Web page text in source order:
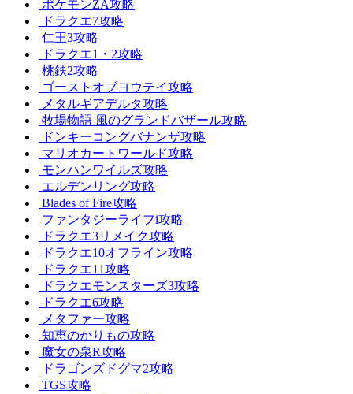
ポケモンZA攻略
ドラクエ7攻略
仁王3攻略
ドラクエ1・2攻略
桃鉄2攻略
ゴーストオブヨウテイ攻略
メタルギアデルタ攻略
牧場物語 風のグランドバザール攻略
ドンキーコングバナンザ攻略
マリオカートワールド攻略
モンハンワイルズ攻略
エルデンリング攻略
Blades of Fire攻略
ファンタジーライフi攻略
ドラクエ3リメイク攻略
ドラクエ10オフライン攻略
ドラクエ11攻略
ドラクエモンスターズ3攻略
ドラクエ6攻略
メタファー攻略
知恵のかりもの攻略
魔女の泉R攻略
ドラゴンズドグマ2攻略
TGS攻略